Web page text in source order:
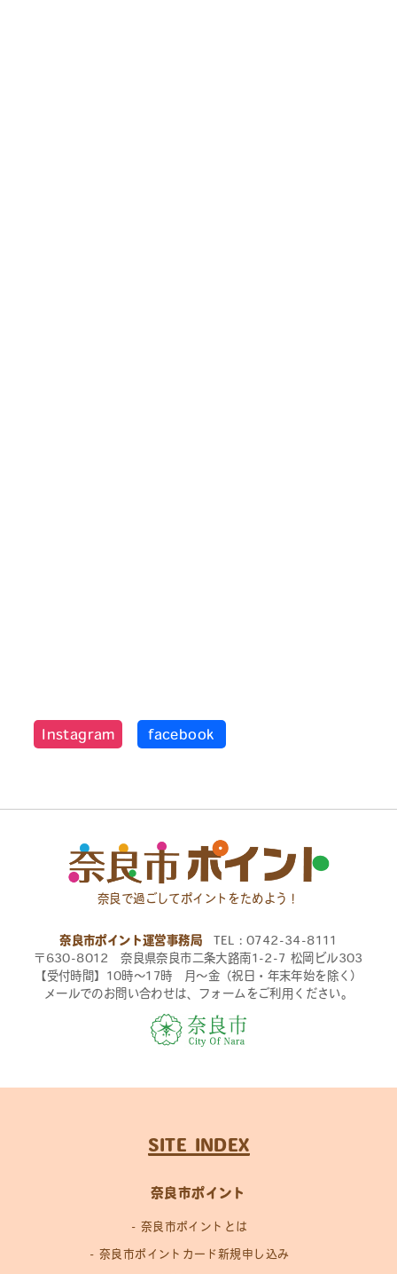
Instagram facebook
奈良で過ごしてポイントをためよう！
奈良市ポイント運営事務局 TEL：0742-34-8111
〒630-8012 奈良県奈良市二条大路南1-2-7 松岡ビル303
【受付時間】10時〜17時 月〜金（祝日・年末年始を除く）
メールでのお問い合わせは、フォームをご利用ください。
SITE INDEX
奈良市ポイント
奈良市ポイントとは
奈良市ポイントカード新規申し込み